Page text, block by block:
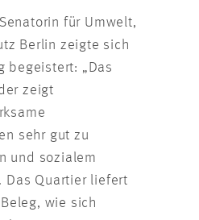
für Umwelt,
Berlin zeigte sich
begeistert: „Das
zeigt
sehr gut zu
und sozialem
Das Quartier liefert
wie sich